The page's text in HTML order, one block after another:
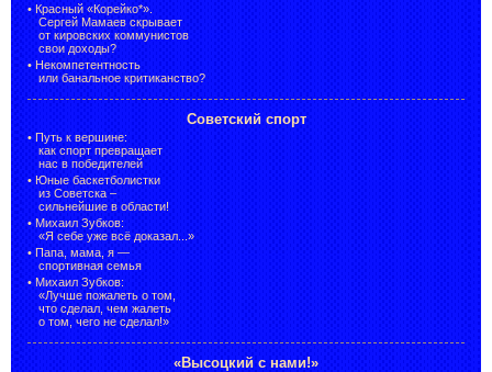
• Красный «Корейко*».
Сергей Мамаев скрывает
от кировских коммунистов
свои доходы?
• Некомпетентность
или банальное критиканство?
Советский спорт
• Путь к вершине:
как спорт превращает
нас в победителей
• Юные баскетболистки
из Советска –
сильнейшие в области!
• Михаил Зубков:
«Я себе уже всё доказал...»
• Папа, мама, я —
спортивная семья
• Михаил Зубков:
«Лучше пожалеть о том,
что сделал, чем жалеть
о том, чего не сделал!»
«Высоцкий с нами!»